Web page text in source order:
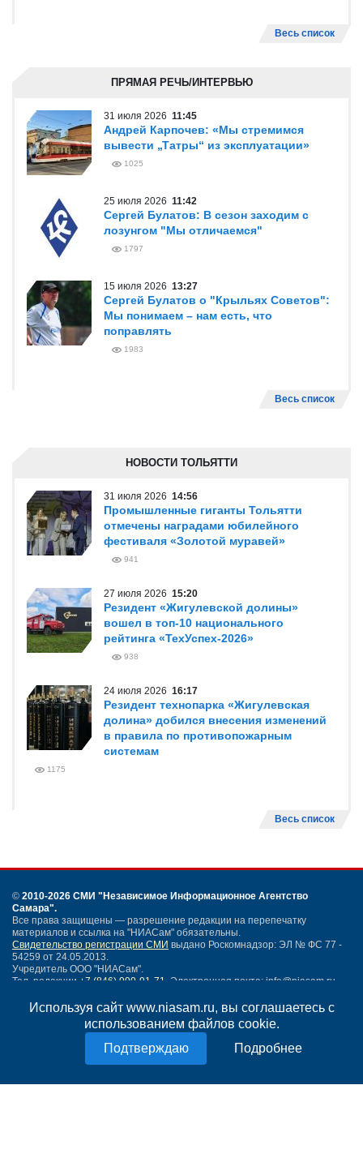
Используя сайт www.niasam.ru, вы соглашаетесь с
использованием файлов cookie.
Подробнее
Весь список
ПРЯМАЯ РЕЧЬ/ИНТЕРВЬЮ
31 июля 2026 11:45
Андрей Карпочев: «Мы стремимся
вывести „Татры“ из эксплуатации»
1025
25 июля 2026 11:42
Сергей Булатов: В сезон заходим с
лозунгом "Мы отличаемся"
1797
15 июля 2026 13:27
Сергей Булатов о "Крыльях Советов":
Мы понимаем – нам есть, что
поправлять
1983
Весь список
НОВОСТИ ТОЛЬЯТТИ
31 июля 2026 14:56
Промышленные гиганты Тольятти
отмечены наградами юбилейного
фестиваля «Золотой муравей»
941
27 июля 2026 15:20
Резидент «Жигулевской долины»
вошел в топ-10 национального
рейтинга «ТехУспех-2026»
938
24 июля 2026 16:17
Резидент технопарка «Жигулевская
долина» добился внесения изменений
в правила по противопожарным
системам
1175
Весь список
© 2010-2026 СМИ "Независимое Информационное Агентство
Самара".
Все права защищены — разрешение редакции на перепечатку
материалов и ссылка на "НИАСам" обязательны.
Свидетельство регистрации СМИ выдано Роскомнадзор: ЭЛ № ФС 77 -
54259 от 24.05.2013.
Учредитель ООО "НИАСам".
Тел. редакции +7 (846) 990-91-71. Электронная почта: info@niasam.ru
Написать письмо
Политика конфиденциальности
18+